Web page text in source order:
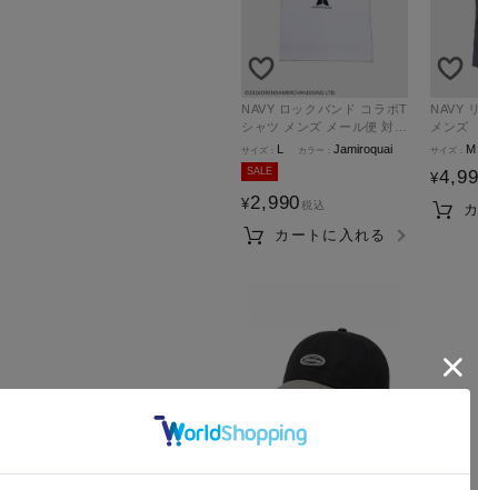
NAVY ロックバンド コラボT
シャツ メンズ メール便 対応
商品
L Jamiroquai
SALE
¥2,990 税込
カートに入れる
NAVY リップルカーゴパンツ
メンズ
M
¥